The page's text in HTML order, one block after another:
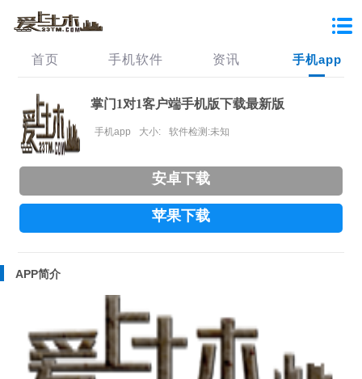
首页 手机软件 资讯 手机app
掌门1对1客户端手机版下载最新版
手机app 大小: 软件检测:未知
安卓下载
苹果下载
APP简介